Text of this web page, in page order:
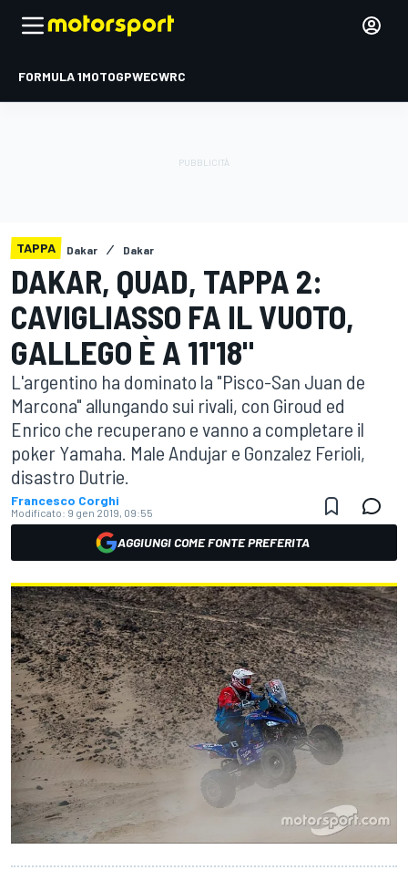
FORMULA 1MOTOGPWECWRC
TAPPA Dakar Dakar
DAKAR, QUAD, TAPPA 2:
CAVIGLIASSO FA IL VUOTO,
GALLEGO È A 11'18"
L'argentino ha dominato la "Pisco-San Juan de
Marcona" allungando sui rivali, con Giroud ed
Enrico che recuperano e vanno a completare il
poker Yamaha. Male Andujar e Gonzalez Ferioli,
disastro Dutrie.
Francesco Corghi
Modificato: 9 gen 2019, 09:55
AGGIUNGI COME FONTE PREFERITA